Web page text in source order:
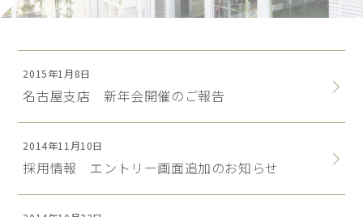
2015年1月8日
名古屋支店 新年会開催のご報告
2014年11月10日
採用情報 エントリー画面追加のお知らせ